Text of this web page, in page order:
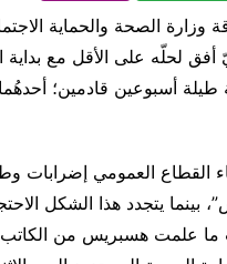
وزارة الصحة والحماية
القطاع العمومي إضرابات
حسب ما علمت هسبريس من